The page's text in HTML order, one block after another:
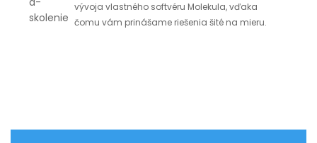
vývoja vlastného softvéru Molekula, vďaka
čomu vám prinášame riešenia šité na mieru.